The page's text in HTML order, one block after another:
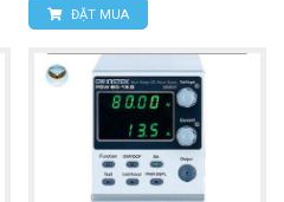
ĐẶT MUA